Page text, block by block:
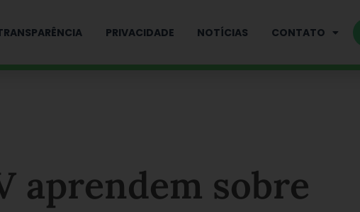
PRIVACIDADE NOTÍCIAS CONTATO
aprendem sobre